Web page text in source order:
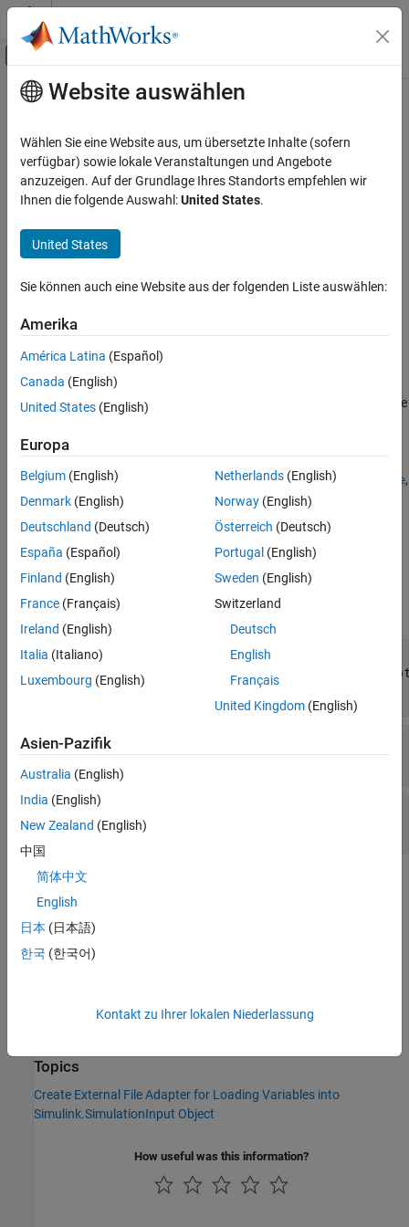
Weiter zum Inhalt
Umschaltung für Off-Canvas-
Startseite der Dokumentation
Manage Design Data
ON THIS PAGE
Syntax
Description
Version History
See Also
Hauptinhalt
open
Class:Simulink.data.adapters.BaseMatlabFileAdapter
Namespace:Simulink.data.adapters
Since R2022b
expand all in page
Syntax
Description
open( adapterObj
connection to an external source file is first opened. By default, the
andsection
Custom file adapters must define behavior for thegetAdapterName,
getSupportedExtensions getDatamethods. In addition, you
isSourceValid supportsReading
getSectionNames getCurrentChecksum open close
Input Arguments
expand all
adapterObj Custom file adapter
subclass object
sourceFile
character array|string
section
character array
Version History
See Also
getSectionNames|getSupportedExtensions|isSourceValid
Topics
Create External File Adapter for Loading Variables into
Simulink.SimulationInput Object
How useful was this information?
Website auswählen
Wählen Sie eine Website aus, um übersetzte Inhalte (sofern
verfügbar) sowie lokale Veranstaltungen und Angebote
anzuzeigen. Auf der Grundlage Ihres Standorts empfehlen wir
Ihnen die folgende Auswahl:United States.
United States
Sie können auch eine Website aus der folgenden Liste auswählen:
Amerika
América Latina (Español)
Canada (English)
United States (English)
Europa
Belgium (English)
Denmark (English)
Deutschland (Deutsch)
España (Español)
Finland (English)
France (Français)
Ireland (English)
Italia (Italiano)
Luxembourg (English)
Netherlands(English)
Norway(English)
Österreich (Deutsch)
Portugal (English)
Sweden (English)
Switzerland
Deutsch
English
Français
United Kingdom(English)
Asien-Pazifik
Australia (English)
India (English)
New Zealand (English)
中国
简体中文
English
日本 (日本語)
한국 (한국어)
Kontakt zu Ihrer lokalen Niederlassung